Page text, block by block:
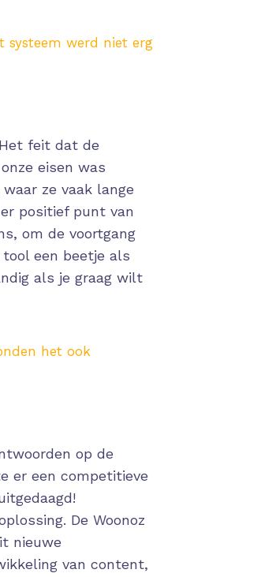
systeem werd niet erg
feit dat de
eisen was
ze vaak lange
positief punt van
om de voortgang
een beetje als
als je graag wilt
het ook
op de
er een competitieve
De Woonoz
nieuwe
van content,